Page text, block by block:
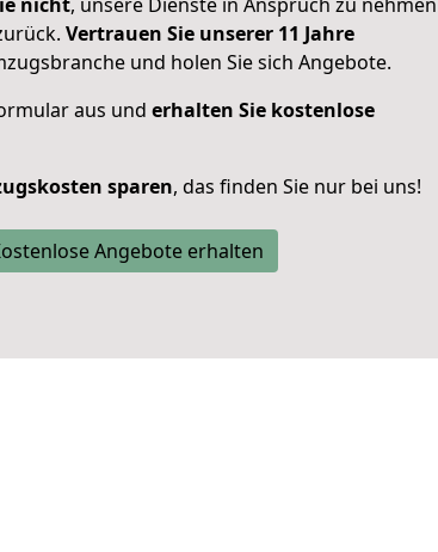
Vertrauen Sie unserer 11 Jahre
und holen Sie sich Angebote.
aus und erhalten Sie kostenlose
sparen, das finden Sie nur bei uns!
Angebote erhalten